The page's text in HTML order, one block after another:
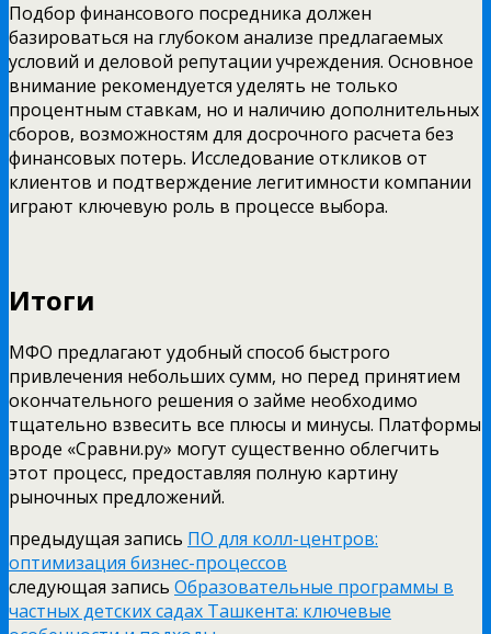
Подбор финансового посредника должен
базироваться на глубоком анализе предлагаемых
условий и деловой репутации учреждения. Основное
внимание рекомендуется уделять не только
процентным ставкам, но и наличию дополнительных
сборов, возможностям для досрочного расчета без
финансовых потерь. Исследование откликов от
клиентов и подтверждение легитимности компании
играют ключевую роль в процессе выбора.
Итоги
МФО предлагают удобный способ быстрого
привлечения небольших сумм, но перед принятием
окончательного решения о займе необходимо
тщательно взвесить все плюсы и минусы. Платформы
вроде «Сравни.ру» могут существенно облегчить
этот процесс, предоставляя полную картину
рыночных предложений.
предыдущая запись ПО для колл-центров:
оптимизация бизнес-процессов
следующая запись Образовательные программы в
частных детских садах Ташкента: ключевые